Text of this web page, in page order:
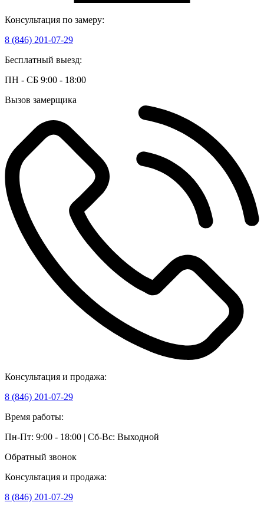
Консультация по замеру:
8 (846) 201-07-29
Бесплатный выезд:
ПН - СБ 9:00 - 18:00
Вызов замерщика
Консультация и продажа:
8 (846) 201-07-29
Время работы:
Пн-Пт: 9:00 - 18:00 | Сб-Вс: Выходной
Обратный звонок
Консультация и продажа:
8 (846) 201-07-29